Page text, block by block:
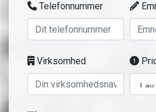
Telefonnummer
Virksomhed